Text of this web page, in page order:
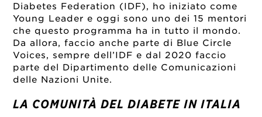
Diabetes Federation (IDF), ho iniziato come
Young Leader e oggi sono uno dei 15 mentori
che questo programma ha in tutto il mondo.
Da allora, faccio anche parte di Blue Circle
Voices, sempre dell’IDF e dal 2020 faccio
parte del Dipartimento delle Comunicazioni
delle Nazioni Unite.
LA COMUNITÀ DEL DIABETE IN ITALIA